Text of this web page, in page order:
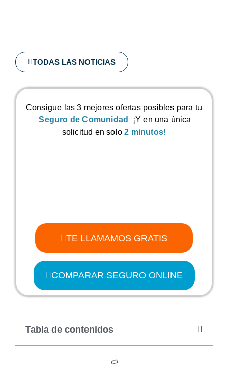
TODAS LAS NOTICIAS
Consigue las 3 mejores ofertas posibles para tu
Seguro de Comunidad
¡Y en una única
solicitud en solo2 minutos!
TE LLAMAMOS GRATIS
COMPARAR SEGURO ONLINE
Tabla de contenidos